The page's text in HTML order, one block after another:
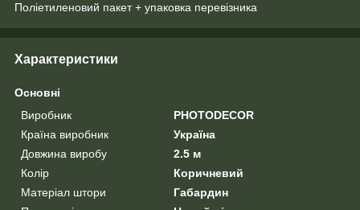
Поліетиленовий пакет + упаковка перевізника
Характеристики
Основні
Виробник
PHOTODECOR
Країна виробник
Україна
Довжина виробу
2.5 м
Колір
Коричневий
Матеріал штори
Габардин